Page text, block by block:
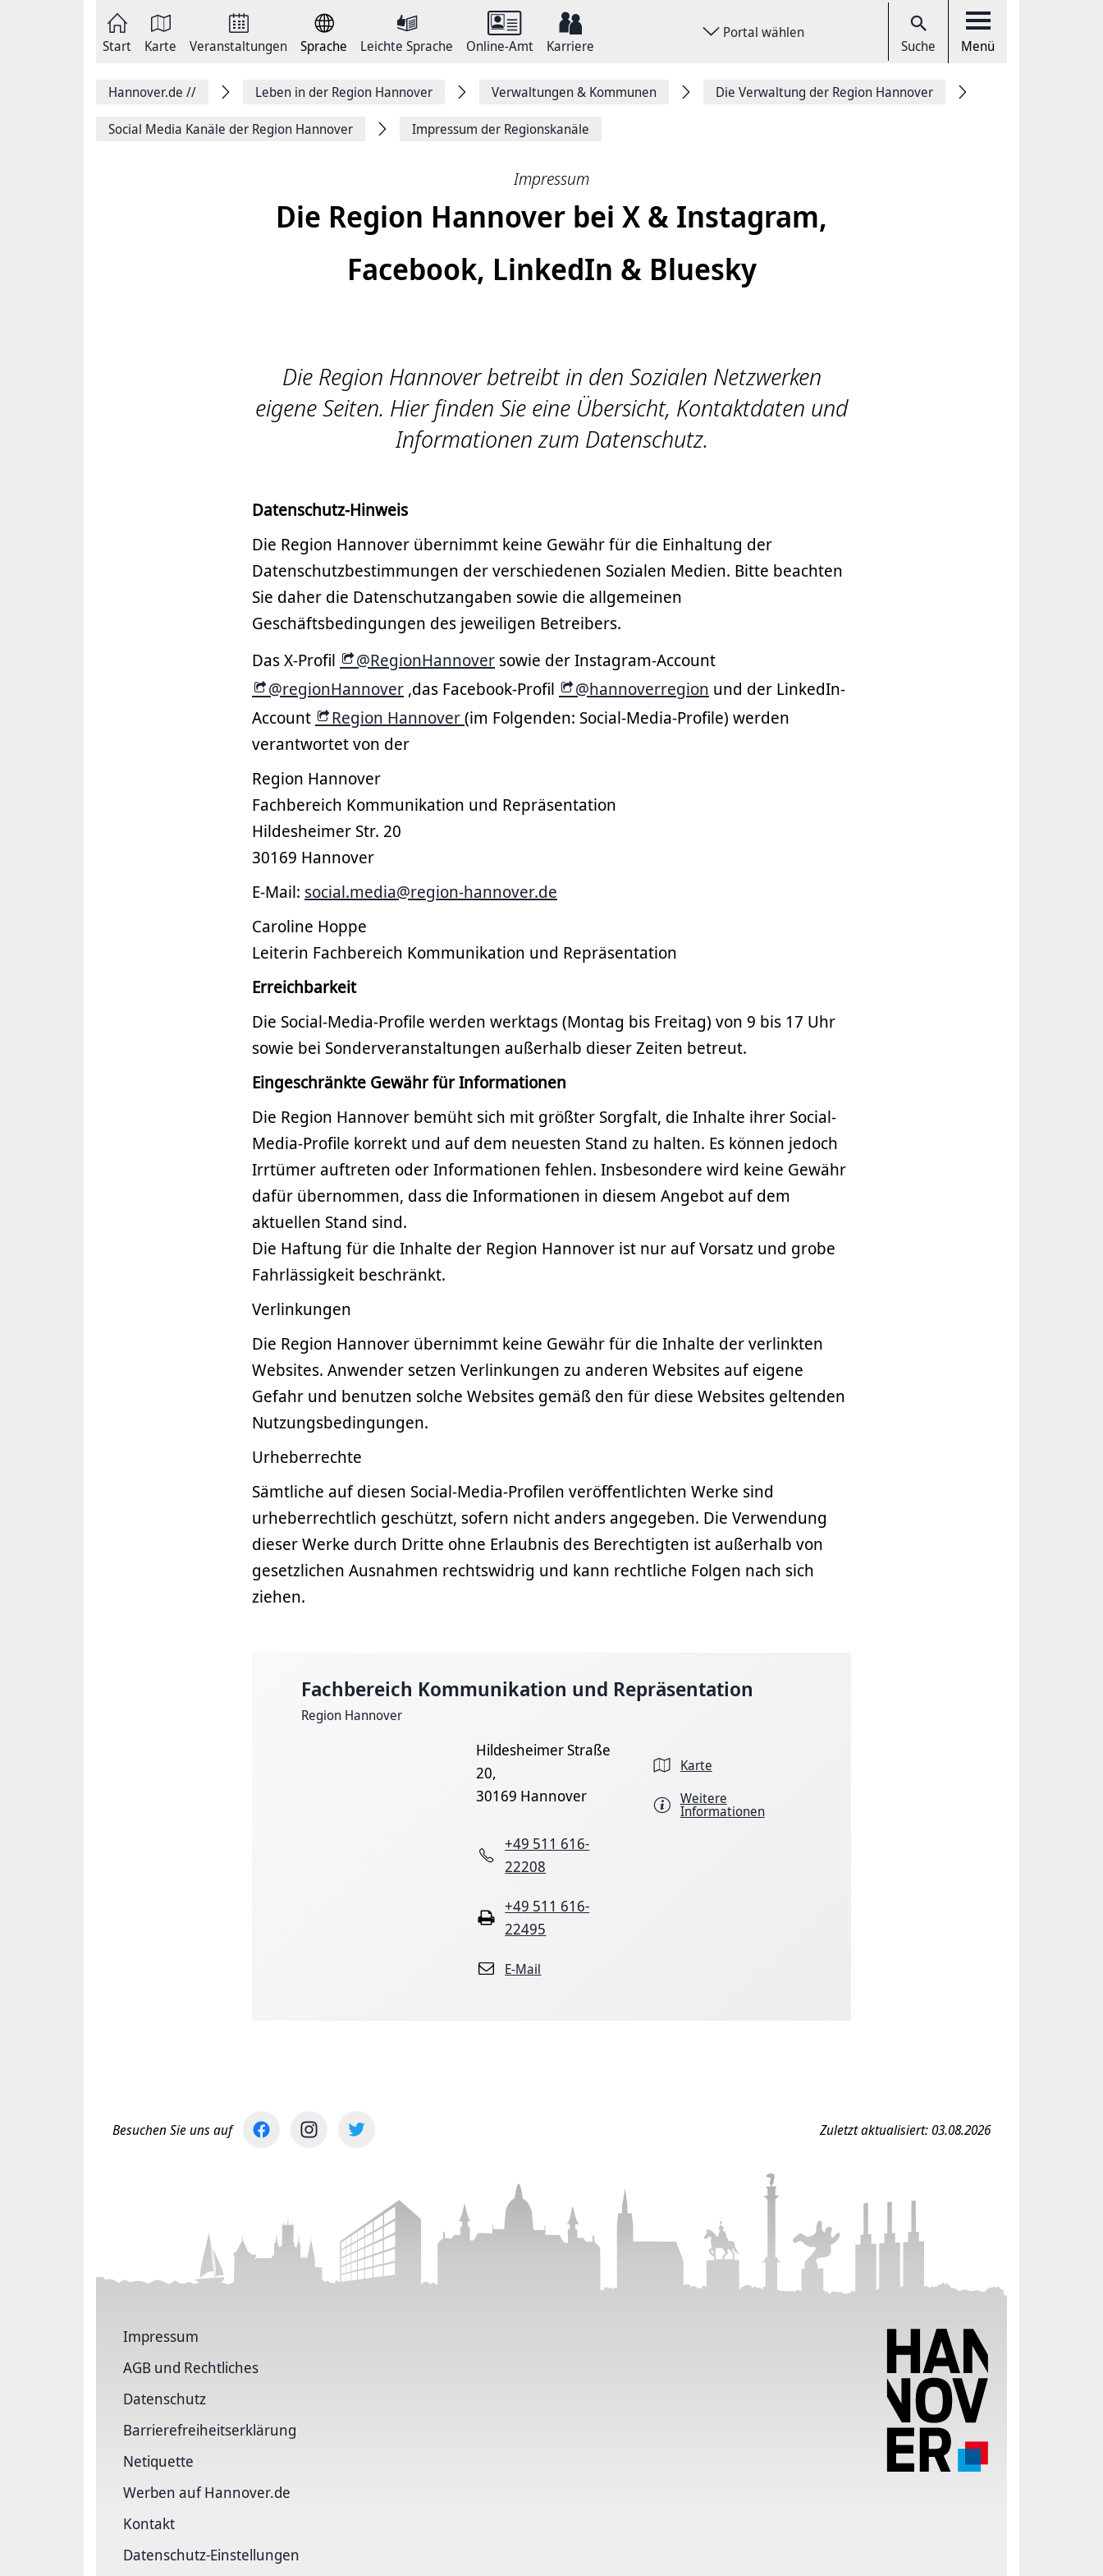
Start Karte Veranstaltungen Sprache Leichte Sprache Online-Amt Karriere
Portal wählen
Suche Menü
Hannover.de // Leben in der Region Hannover Verwaltungen & Kommunen Die Verwaltung der Region Hannover
Social Media Kanäle der Region Hannover Impressum der Regionskanäle
Impressum
Die Region Hannover bei X & Instagram,
Facebook, LinkedIn & Bluesky
Die Region Hannover betreibt in den Sozialen Netzwerken
eigene Seiten. Hier finden Sie eine Übersicht, Kontaktdaten und
Informationen zum Datenschutz.
Datenschutz-Hinweis
Die Region Hannover übernimmt keine Gewähr für die Einhaltung der
Datenschutzbestimmungen der verschiedenen Sozialen Medien. Bitte beachten
Sie daher die Datenschutzangaben sowie die allgemeinen
Geschäftsbedingungen des jeweiligen Betreibers.
Das X-Profil
@RegionHannover sowie der Instagram-Account
@regionHannover ,das Facebook-Profil @hannoverregion und der LinkedIn-
Account
Region Hannover(im Folgenden: Social-Media-Profile) werden
verantwortet von der
Region Hannover
Fachbereich Kommunikation und Repräsentation
Hildesheimer Str. 20
30169 Hannover
E-Mail: social.media@region-hannover.de
Caroline Hoppe
Leiterin Fachbereich Kommunikation und Repräsentation
Erreichbarkeit
Die Social-Media-Profile werden werktags (Montag bis Freitag) von 9 bis 17 Uhr
sowie bei Sonderveranstaltungen außerhalb dieser Zeiten betreut.
Eingeschränkte Gewähr für Informationen
Die Region Hannover bemüht sich mit größter Sorgfalt, die Inhalte ihrer Social-
Media-Profile korrekt und auf dem neuesten Stand zu halten. Es können jedoch
Irrtümer auftreten oder Informationen fehlen. Insbesondere wird keine Gewähr
dafür übernommen, dass die Informationen in diesem Angebot auf dem
aktuellen Stand sind.
Die Haftung für die Inhalte der Region Hannover ist nur auf Vorsatz und grobe
Fahrlässigkeit beschränkt.
Verlinkungen
Die Region Hannover übernimmt keine Gewähr für die Inhalte der verlinkten
Websites. Anwender setzen Verlinkungen zu anderen Websites auf eigene
Gefahr und benutzen solche Websites gemäß den für diese Websites geltenden
Nutzungsbedingungen.
Urheberrechte
Sämtliche auf diesen Social-Media-Profilen veröffentlichten Werke sind
urheberrechtlich geschützt, sofern nicht anders angegeben. Die Verwendung
dieser Werke durch Dritte ohne Erlaubnis des Berechtigten ist außerhalb von
gesetzlichen Ausnahmen rechtswidrig und kann rechtliche Folgen nach sich
ziehen.
Fachbereich Kommunikation und Repräsentation
Region Hannover
Hildesheimer Straße
20,
30169 Hannover
+49 511 616-
22208
+49 511 616-
22495
E-Mail
Karte
Weitere
Informationen
Besuchen Sie uns auf Zuletzt aktualisiert: 03.08.2026
Impressum
AGB und Rechtliches
Datenschutz
Barriere­freiheits­erklärung
Netiquette
Werben auf Hannover.de
Kontakt
Datenschutz-Einstellungen